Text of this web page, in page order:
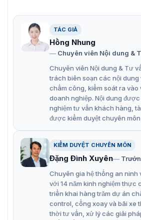
vận hành.
Khả năng tương thích cao: Hỗ
phát điện và cung cấp các cổng
để quản lý tập trung qua phần
Cơ chế cảnh báo thông
UPS Dosan SPC-1000 sử dụng hệ
bản để người dùng xử lý tình huống
đang dùng điện dự phòng.
Cảnh báo Pin yếu: Tiếng bíp
dung lượng sắp cạn.
Cảnh báo Quá tải: Báo động
tổng công suất thiết bị vượt mức
TÁC GIẢ
Hồng Nhung
Chuyên viên Nội dung &
Chuyên viên Nội dung & Tư
trách biên soạn các nội dung
chấm công, kiểm soát ra vào
doanh nghiệp. Nội dung
nghiệm tư vấn khách hàng,
được kiểm duyệt chuyên
KIỂM DUYỆT CHUYÊN MÔN
Đặng Đình Xuyên
Chuyên gia hệ thống an ninh
với 14 năm kinh nghiệm thực
triển khai hàng trăm dự án
control, cổng xoay và bãi xe
thời tư vấn, xử lý các giải